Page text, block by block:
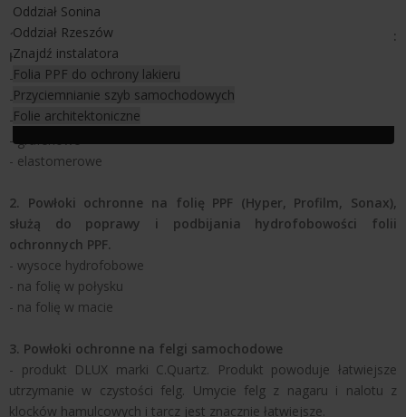
Oddział Sonina
Oddział Rzeszów
Znajdź instalatora
Folia PPF do ochrony lakieru
Przyciemnianie szyb samochodowych
Folie architektoniczne
1. Powłoki ochronne na lakier auta (producenci powłok:
Hyper, C.Quartz, Sonax)
- ceramiczne
- teflonowe
- kwarcowe
- grafenowe
- elastomerowe
2. Powłoki ochronne na folię PPF (Hyper, Profilm, Sonax),
służą do poprawy i podbijania hydrofobowości folii
ochronnych PPF.
- wysoce hydrofobowe
- na folię w połysku
- na folię w macie
3. Powłoki ochronne na felgi samochodowe
- produkt DLUX marki C.Quartz. Produkt powoduje łatwiejsze
utrzymanie w czystości felg. Umycie felg z nagaru i nalotu z
klocków hamulcowych i tarcz jest znacznie łatwiejsze.